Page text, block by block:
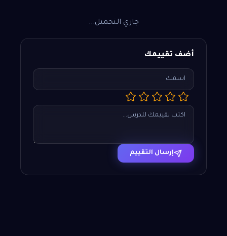
جاري التحميل...
أضف تقييمك
إرسال التقييم